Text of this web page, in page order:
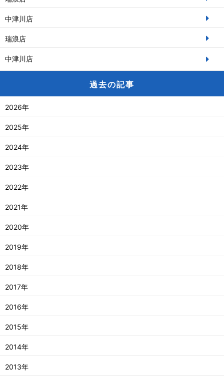
中津川店
瑞浪店
中津川店
過去の記事
2026年
2025年
2024年
2023年
2022年
2021年
2020年
2019年
2018年
2017年
2016年
2015年
2014年
2013年